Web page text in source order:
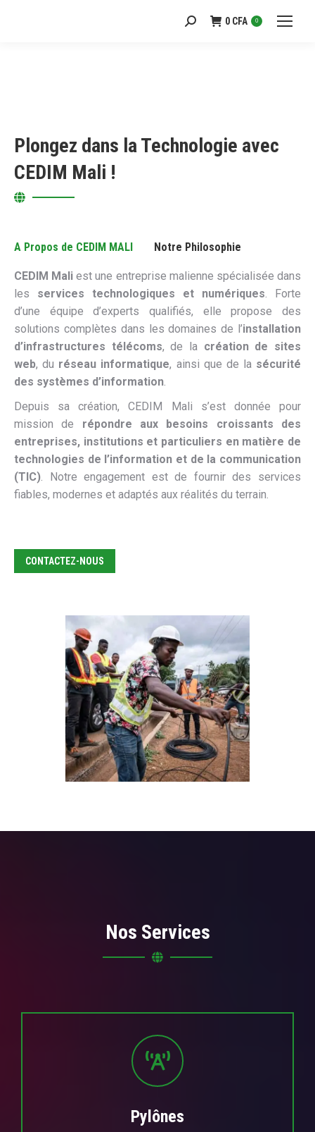
Recherche
0 CFA 0
Plongez dans la Technologie avec
CEDIM Mali !
A Propos de CEDIM MALI Notre Philosophie
CEDIM Mali est une entreprise malienne spécialisée dans
les services technologiques et numériques. Forte
d’une équipe d’experts qualifiés, elle propose des
solutions complètes dans les domaines de l’installation
d’infrastructures télécoms, de la création de sites
web, du réseau informatique, ainsi que de la sécurité
des systèmes d’information.
Depuis sa création, CEDIM Mali s’est donnée pour
mission de répondre aux besoins croissants des
entreprises, institutions et particuliers en matière de
technologies de l’information et de la communication
(TIC). Notre engagement est de fournir des services
fiables, modernes et adaptés aux réalités du terrain.
CONTACTEZ-NOUS
Nos Services
Pylônes